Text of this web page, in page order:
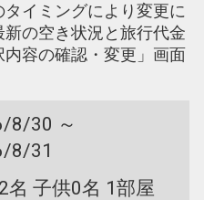
イミングにより変更に
の空き状況と旅行代金
容の確認・変更」画面
8/30 ～
8/31
名 子供0名 1部屋